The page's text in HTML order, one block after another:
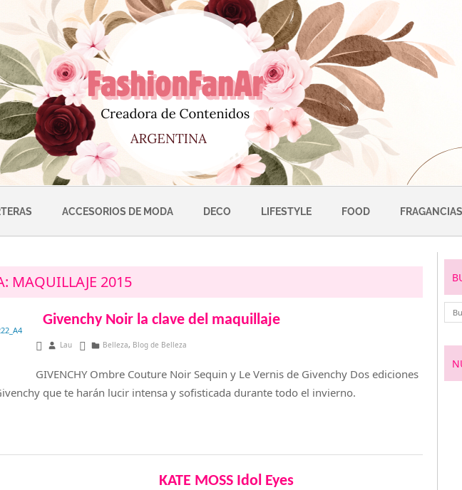
ACCESORIOS DE MODA DECO LIFESTYLE FOOD FRAGANCIAS
MAQUILLAJE 2015
Givenchy Noir la clave del maquillaje
julio 11, 2015
Lau Belleza, Blog de Belleza
GIVENCHY Ombre Couture Noir Sequin y Le Vernis de Givenchy Dos ediciones
que te harán lucir intensa y sofisticada durante todo el invierno.
KATE MOSS Idol Eyes